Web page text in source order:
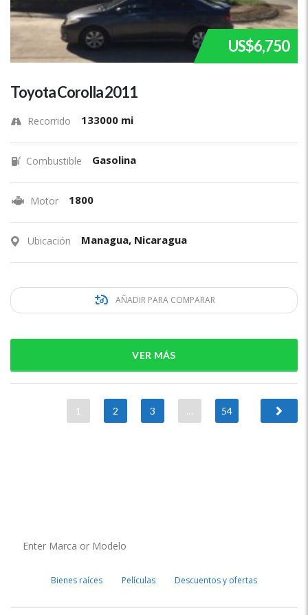
US$6,750
Toyota Corolla 2011
Recorrido 133000 mi
Combustible Gasolina
Motor 1800
Ubicación Managua, Nicaragua
AÑADIR PARA COMPARAR
VER MÁS
1 2 3 … 54
Bienes raíces Películas Descuentos y ofertas